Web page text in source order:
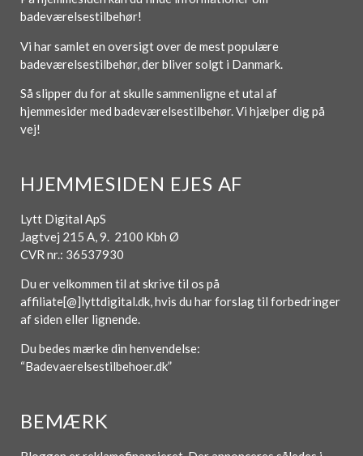
badeværelsestilbehør!
Vi har samlet en oversigt over de mest populære
badeværelsestilbehør, der bliver solgt i Danmark.
Så slipper du for at skulle sammenligne et utal af
hjemmesider med badeværelsestilbehør. Vi hjælper dig på
vej!
HJEMMESIDEN EJES AF
Lytt Digital ApS
Jagtvej 215 A, 9. 2100 Kbh Ø
CVR nr.: 36537930
Du er velkommen til at skrive til os på
affiliate[@]lyttdigital.dk, hvis du har forslag til forbedringer
af siden eller lignende.
Du bedes mærke din henvendelse:
“Badevaerelsestilbehoer.dk”
BEMÆRK